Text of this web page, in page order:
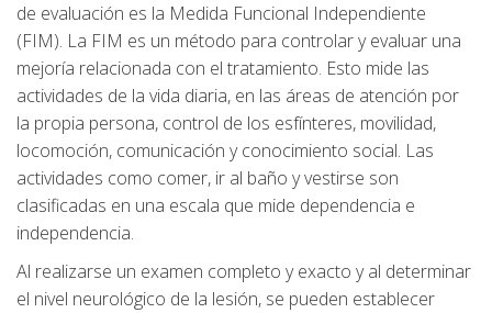
de evaluación es la Medida Funcional Independiente
(FIM). La FIM es un método para controlar y evaluar una
mejoría relacionada con el tratamiento. Esto mide las
actividades de la vida diaria, en las áreas de atención por
la propia persona, control de los esfínteres, movilidad,
locomoción, comunicación y conocimiento social. Las
actividades como comer, ir al baño y vestirse son
clasificadas en una escala que mide dependencia e
independencia.
Al realizarse un examen completo y exacto y al determinar
el nivel neurológico de la lesión, se pueden establecer